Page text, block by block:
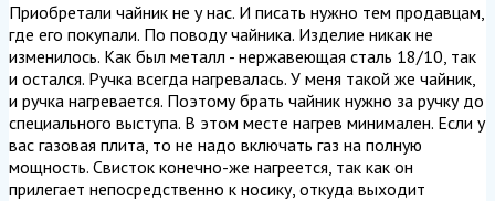
Приобретали чайник не у нас. И писать нужно тем продавцам,
где его покупали. По поводу чайника. Изделие никак не
изменилось. Как был металл - нержавеющая сталь 18/10, так
и остался. Ручка всегда нагревалась. У меня такой же чайник,
и ручка нагревается. Поэтому брать чайник нужно за ручку до
специального выступа. В этом месте нагрев минимален. Если у
вас газовая плита, то не надо включать газ на полную
мощность. Свисток конечно-же нагреется, так как он
прилегает непосредственно к носику, откуда выходит